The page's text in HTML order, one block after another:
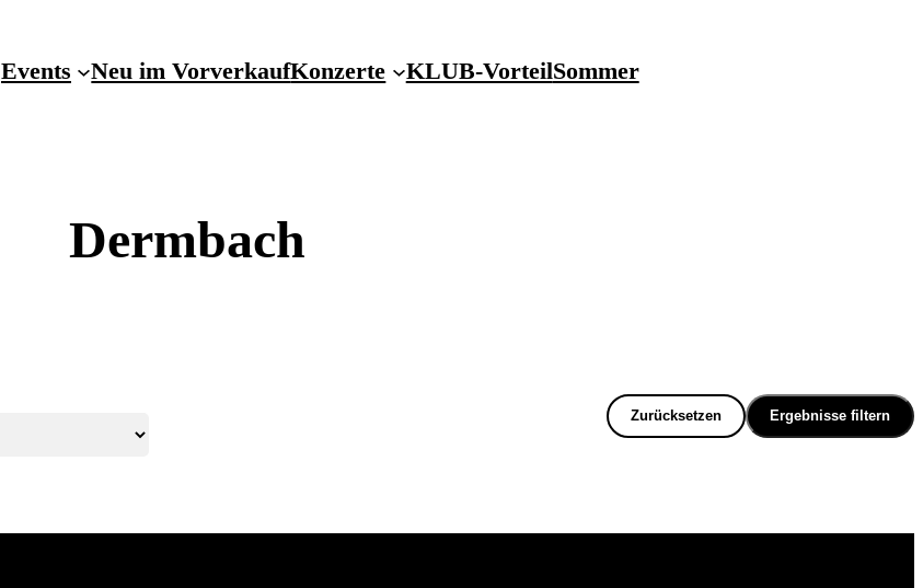
Events Neu im VorverkaufKonzerte KLUB-VorteilSommer
Dermbach
Zurücksetzen Ergebnisse filtern